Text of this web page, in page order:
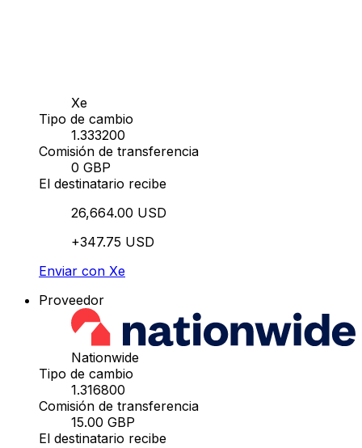
Xe
Tipo de cambio
1.333200
Comisión de transferencia
0 GBP
El destinatario recibe
26,664.00 USD
+347.75 USD
Enviar con Xe
Proveedor
Nationwide
Tipo de cambio
1.316800
Comisión de transferencia
15.00 GBP
El destinatario recibe